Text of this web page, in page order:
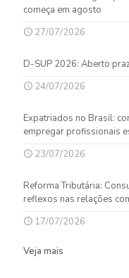
começa em agosto
27/07/2026
D-SUP 2026: Aberto
24/07/2026
Expatriados no Brasil:
empregar profissionais
23/07/2026
Reforma Tributária:
reflexos nas relações
17/07/2026
Veja mais